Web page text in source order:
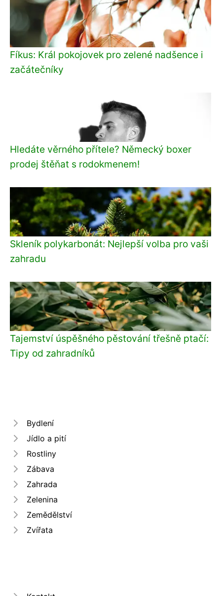
Fíkus: Král pokojovek pro zelené nadšence i
začátečníky
Hledáte věrného přítele? Německý boxer
prodej štěňat s rodokmenem!
Skleník polykarbonát: Nejlepší volba pro vaši
zahradu
Tajemství úspěšného pěstování třešně ptačí:
Tipy od zahradníků
Bydlení
Jídlo a pití
Rostliny
Zábava
Zahrada
Zelenina
Zemědělství
Zvířata